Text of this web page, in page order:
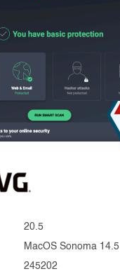
20.5
MacOS Sonoma 14.5
245202